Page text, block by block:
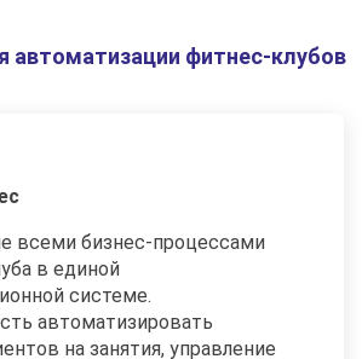
фитнес-клубов
всеми бизнес-процессами
в единой
системе.
автоматизировать
на занятия, управление